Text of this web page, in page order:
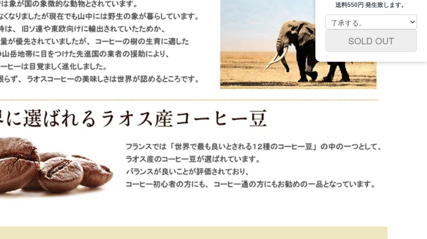
送料550円 発生致します。
SOLD OUT